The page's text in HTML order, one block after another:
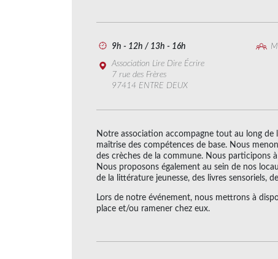
9h - 12h / 13h - 16h
Association Lire Dire Écrire
7 rue des Frères
97414 ENTRE DEUX
Notre association accompagne tout au long de
maîtrise des compétences de base. Nous
des crèches de la commune. Nous participons
Nous proposons également au sein de nos
de la littérature jeunesse, des livres sensoriels,
Lors de notre événement, nous mettrons à
place et/ou ramener chez eux.